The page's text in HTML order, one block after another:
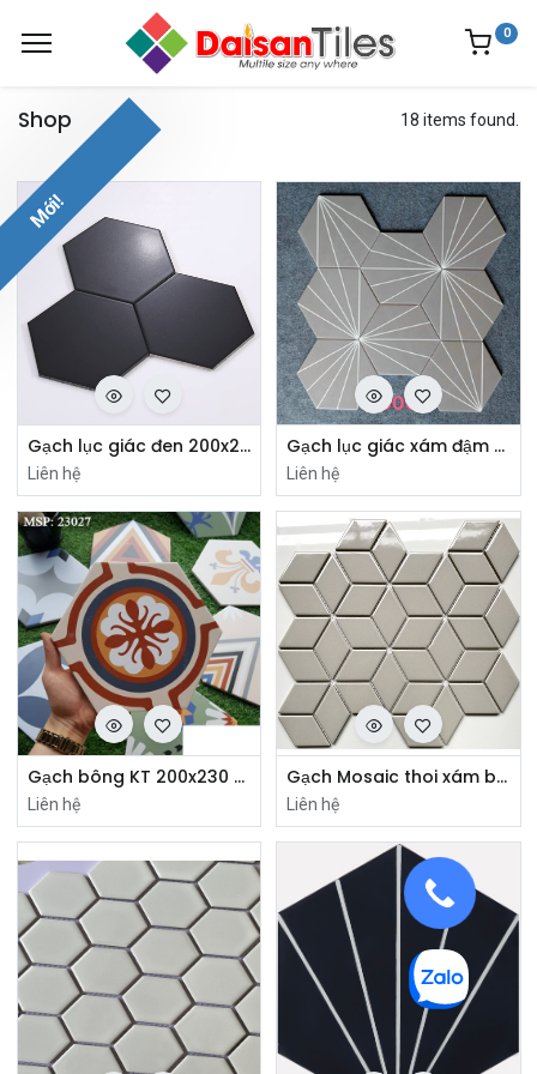
0
Shop 18 items found.
Gạch lục giác đen 200x230x115 (MHB23200)
Liên hệ
Mới!
Gạch lục giác xám đậm 200x230x115mm mã M23203
Liên hệ
Gạch bông KT 200x230 mã 23027
Liên hệ
Gạch Mosaic thoi xám bóng kt 48x82x6mm EO51508
Liên hệ